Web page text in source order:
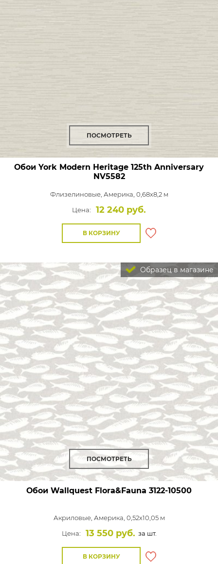
ПОСМОТРЕТЬ
Обои York Modern Heritage 125th Anniversary
NV5582
Флизелиновые, Америка, 0,68x8,2 м
Цена:
12 240 руб.
В КОРЗИНУ
Образец в магазине
ПОСМОТРЕТЬ
Обои Wallquest Flora&Fauna 3122-10500
Акриловые, Америка, 0,52x10,05 м
Цена:
13 550 руб. за шт.
В КОРЗИНУ